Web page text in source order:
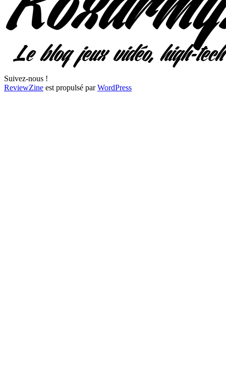
Suivez-nous !
ReviewZine est propulsé parWordPress